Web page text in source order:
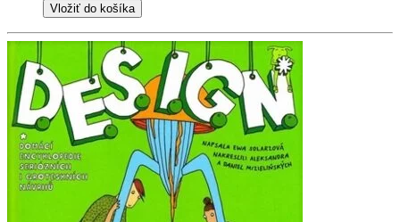
Vložiť do košíka